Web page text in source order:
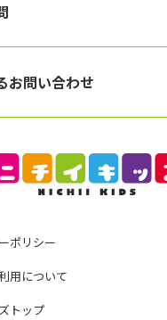
ポリシー
用について
トップ
お問い合わせ